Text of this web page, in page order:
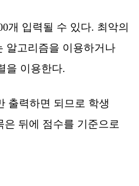
개 입력될 수 있다. 최악의
알고리즘을 이용하거나
을 이용한다.
출력하면 되므로 학생
뒤에 점수를 기준으로